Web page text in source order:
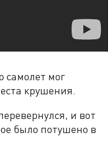
самолет мог
крушения.
и вот
было потушено в